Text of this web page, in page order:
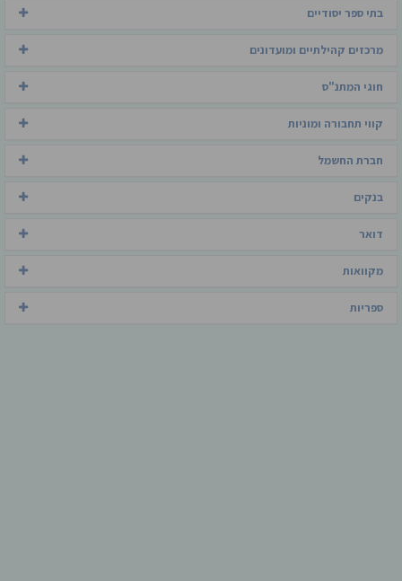
בתי ספר יסודיים
מרכזים קהילתיים ומועדונים
חוגי המתנ"ס
קווי תחבורה ומוניות
חברת החשמל
בנקים
דואר
מקוואות
ספריות